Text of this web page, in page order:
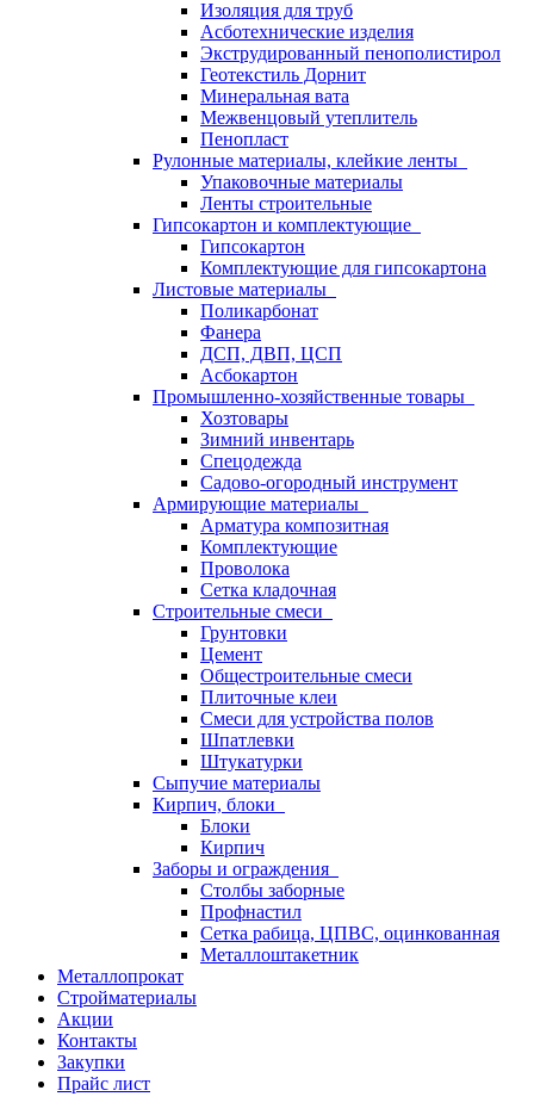
Изоляция для труб
Асботехнические изделия
Экструдированный пенополистирол
Геотекстиль Дорнит
Минеральная вата
Межвенцовый утеплитель
Пенопласт
Рулонные материалы, клейкие ленты
Упаковочные материалы
Ленты строительные
Гипсокартон и комплектующие
Гипсокартон
Комплектующие для гипсокартона
Листовые материалы
Поликарбонат
Фанера
ДСП, ДВП, ЦСП
Асбокартон
Промышленно-хозяйственные товары
Хозтовары
Зимний инвентарь
Спецодежда
Садово-огородный инструмент
Армирующие материалы
Арматура композитная
Комплектующие
Проволока
Сетка кладочная
Строительные смеси
Грунтовки
Цемент
Общестроительные смеси
Плиточные клеи
Смеси для устройства полов
Шпатлевки
Штукатурки
Сыпучие материалы
Кирпич, блоки
Блоки
Кирпич
Заборы и ограждения
Столбы заборные
Профнастил
Сетка рабица, ЦПВС, оцинкованная
Металлоштакетник
Металлопрокат
Стройматериалы
Акции
Контакты
Закупки
Прайс лист